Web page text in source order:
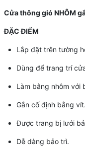
Cửa thông gió NHÔM
ĐẶC ĐIỂM
Lắp đặt trên tường
Dùng để trang trí
Làm bằng nhôm với
Gắn cố định bằng vít.
Được trang bị lưới
Dễ dàng bảo trì.